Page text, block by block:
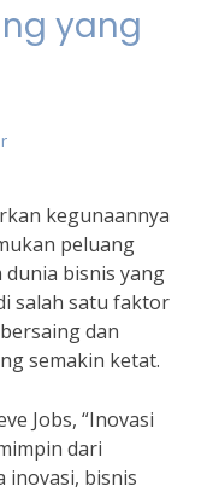
yang
kegunaannya
peluang
dunia bisnis yang
salah satu faktor
dan
semakin ketat.
Jobs, “Inovasi
dari
inovasi, bisnis